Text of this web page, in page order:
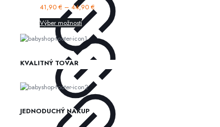
41,90 € – 44,90 €
Výber možností
KVALITNÝ TOVAR
JEDNODUCHÝ NÁKUP